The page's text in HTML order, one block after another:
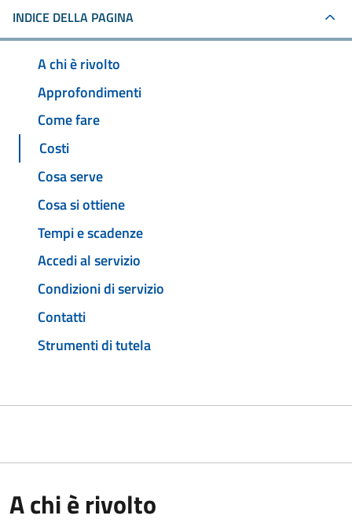
INDICE DELLA PAGINA
A chi è rivolto
Approfondimenti
Come fare
Costi
Cosa serve
Cosa si ottiene
Tempi e scadenze
Accedi al servizio
Condizioni di servizio
Contatti
Strumenti di tutela
A chi è rivolto